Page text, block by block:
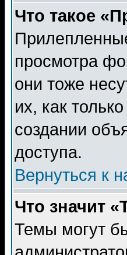
Что такое
просмотра
они тоже
их, как
создании
доступа.
Вернуться к
Что значит
Темы могут